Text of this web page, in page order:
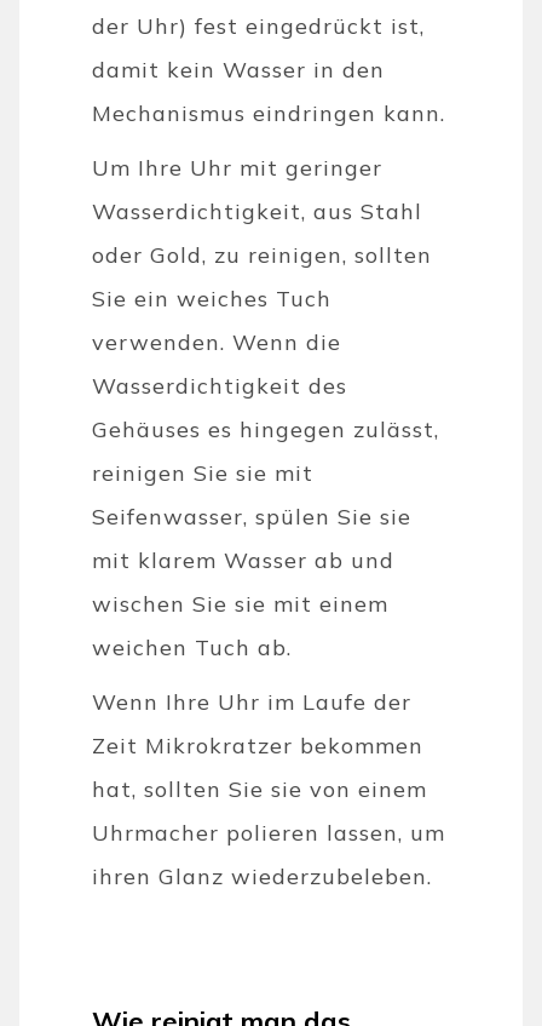
der Uhr) fest eingedrückt ist,
damit kein Wasser in den
Mechanismus eindringen kann.
Um Ihre Uhr mit geringer
Wasserdichtigkeit, aus Stahl
oder Gold, zu reinigen, sollten
Sie ein weiches Tuch
verwenden. Wenn die
Wasserdichtigkeit des
Gehäuses es hingegen zulässt,
reinigen Sie sie mit
Seifenwasser, spülen Sie sie
mit klarem Wasser ab und
wischen Sie sie mit einem
weichen Tuch ab.
Wenn Ihre Uhr im Laufe der
Zeit Mikrokratzer bekommen
hat, sollten Sie sie von einem
Uhrmacher polieren lassen, um
ihren Glanz wiederzubeleben.